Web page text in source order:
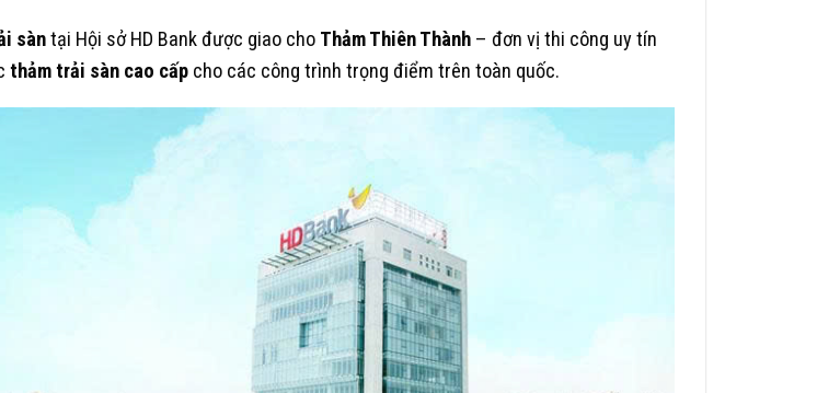
sàntại Hội sở HD Bank được giao cho Thảm Thiên Thành– đơn vị thi công uy tín
thảm trải sàn cao cấpcho các công trình trọng điểm trên toàn quốc.